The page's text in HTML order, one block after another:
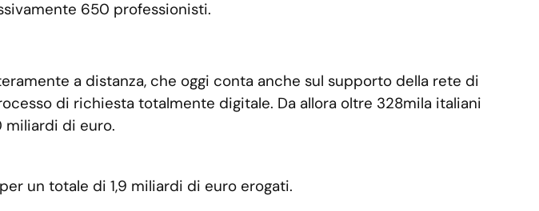
650 professionisti.
a distanza, che oggi conta anche sul supporto della rete di
di richiesta totalmente digitale. Da allora oltre 328mila italiani
miliardi di euro.
un totale di 1,9 miliardi di euro erogati.